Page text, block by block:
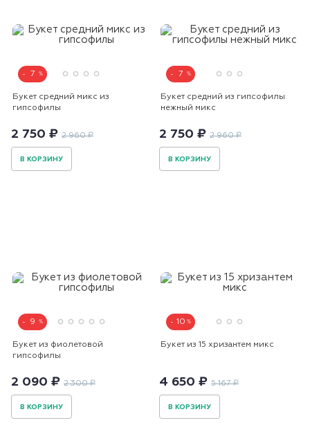
7
Букет средний микс из
гипсофилы
2 750 ₽ 2 960 ₽
В КОРЗИНУ
7
Букет средний из гипсофилы
нежный микс
2 750 ₽ 2 960 ₽
В КОРЗИНУ
9
Букет из фиолетовой
гипсофилы
2 090 ₽ 2 300 ₽
В КОРЗИНУ
10
Букет из 15 хризантем микс
4 650 ₽ 5 167 ₽
В КОРЗИНУ